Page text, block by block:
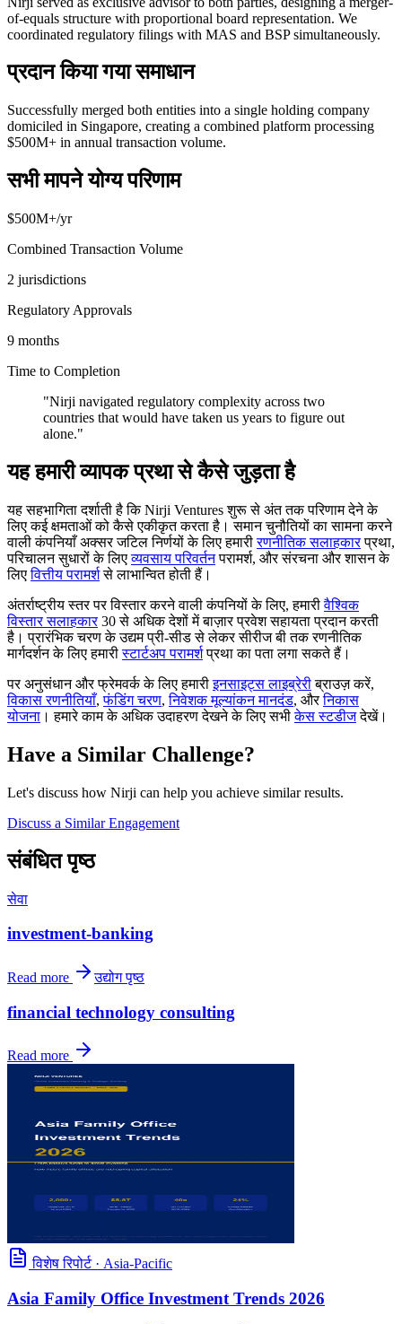
of-equals structure with proportional board representation. We
coordinated regulatory filings with MAS and BSP simultaneously.
प्रदान किया गया समाधान
Successfully merged both entities into a single holding company
domiciled in Singapore, creating a combined platform processing
$500M+ in annual transaction volume.
सभी मापने योग्य परिणाम
$500M+/yr
Combined Transaction Volume
2 jurisdictions
Regulatory Approvals
9 months
Time to Completion
"Nirji navigated regulatory complexity across two
countries that would have taken us years to figure out
alone."
यह हमारी व्यापक प्रथा से कैसे जुड़ता है
यह सहभागिता दर्शाती है कि Nirji Ventures शुरू से अंत तक परिणाम देने के
लिए कई क्षमताओं को कैसे एकीकृत करता है। समान चुनौतियों का सामना करने
वाली कंपनियाँ अक्सर जटिल निर्णयों के लिए हमारीरणनीतिक सलाहकारप्रथा,
परिचालन सुधारों के लिएव्यवसाय परिवर्तनपरामर्श, और संरचना और शासन के
लिएवित्तीय परामर्शसे लाभान्वित होती हैं।
अंतर्राष्ट्रीय स्तर पर विस्तार करने वाली कंपनियों के लिए, हमारीवैश्विक
विस्तार सलाहकार30 से अधिक देशों में बाज़ार प्रवेश सहायता प्रदान करती
है। प्रारंभिक चरण के उद्यम प्री-सीड से लेकर सीरीज बी तक रणनीतिक
मार्गदर्शन के लिए हमारीस्टार्टअप परामर्शप्रथा का पता लगा सकते हैं।
पर अनुसंधान और फ्रेमवर्क के लिए हमारीइनसाइट्स लाइब्रेरीब्राउज़ करें,
विकास रणनीतियाँ,फंडिंग चरण,निवेशक मूल्यांकन मानदंड, औरनिकास
योजना । हमारे काम के अधिक उदाहरण देखने के लिए सभीकेस स्टडीजदेखें।
Have a Similar Challenge?
Let's discuss how Nirji can help you achieve similar results.
Discuss a Similar Engagement
संबंधित पृष्ठ
सेवा
investment-banking
Read more उद्योग पृष्ठ
financial technology consulting
Read more
विशेष रिपोर्ट· Asia-Pacific
Asia Family Office Investment Trends 2026